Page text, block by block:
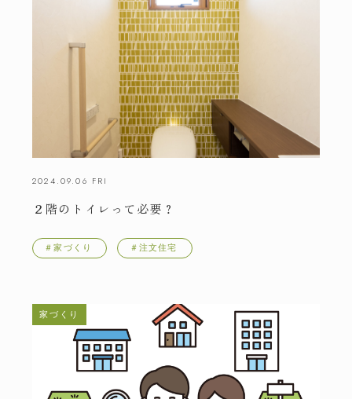
FAX.0263-50-8133
受付時間8:00～17:00/ 火・水定休
LINE友達追加
2024.09.06 FRI
２階のトイレって必要？
＃家づくり ＃注文住宅
家づくり